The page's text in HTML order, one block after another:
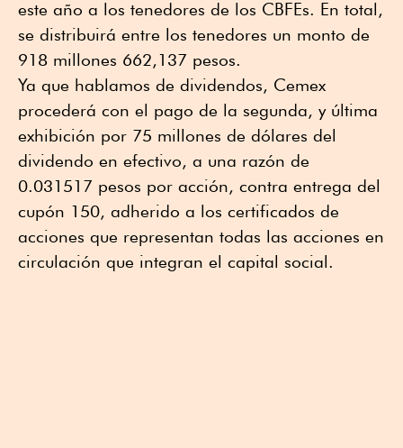
este año a los tenedores de los CBFEs. En total,
se distribuirá entre los tenedores un monto de
918 millones 662,137 pesos.
Ya que hablamos de dividendos, Cemex
procederá con el pago de la segunda, y última
exhibición por 75 millones de dólares del
dividendo en efectivo, a una razón de
0.031517 pesos por acción, contra entrega del
cupón 150, adherido a los certificados de
acciones que representan todas las acciones en
circulación que integran el capital social.